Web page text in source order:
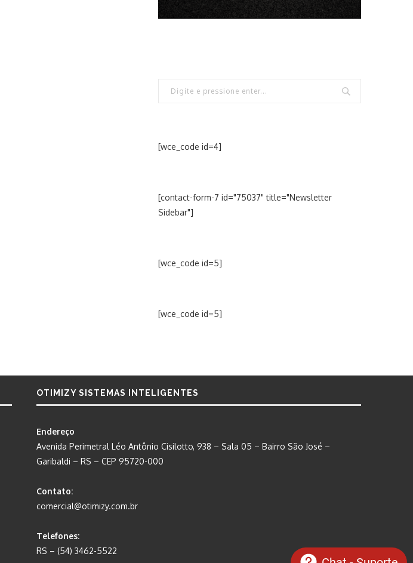
[wce_code id=4]
[contact-form-7 id="75037" title="Newsletter
Sidebar"]
[wce_code id=5]
[wce_code id=5]
OTIMIZY SISTEMAS INTELIGENTES
Endereço
Avenida Perimetral Léo Antônio Cisilotto, 938 – Sala 05 – Bairro São José –
Garibaldi – RS – CEP 95720-000
Contato:
comercial@otimizy.com.br
Telefones:
RS – (54) 3462-5522